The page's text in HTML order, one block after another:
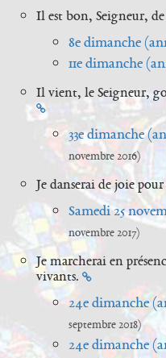
Il est bon, Seigneur,
8e dimanche
11e dimanche
Il vient, le Seigneur,
33e dimanche
novembre 2016)
Je danserai de joie
Samedi 25
novembre 2017)
Je marcherai en
vivants.
24e dimanche
septembre 2018)
24e dimanche